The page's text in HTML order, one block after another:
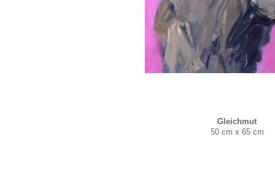
Gleichmut
50 cm x 65 cm